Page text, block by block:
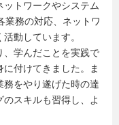
トワークやシステム
業務の対応、ネットワ
動しています。
、学んだことを実践で
付けてきました。ま
務をやり遂げた時の達
スキルも習得し、よ